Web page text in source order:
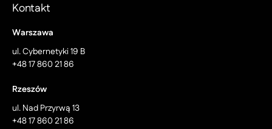
Kontakt
Warszawa
ul. Cybernetyki 19 B
+48 17 860 21 86
Rzeszów
ul. Nad Przyrwą 13
+48 17 860 21 86